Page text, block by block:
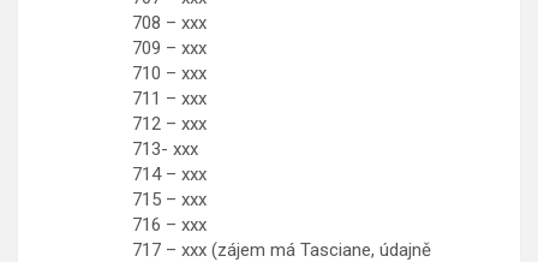
708 – xxx
709 – xxx
710 – xxx
711 – xxx
712 – xxx
713- xxx
714 – xxx
715 – xxx
716 – xxx
717 – xxx (zájem má Tasciane, údajně